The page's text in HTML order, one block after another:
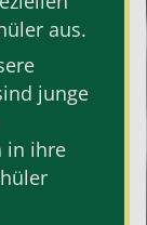
aus.
junge
in ihre